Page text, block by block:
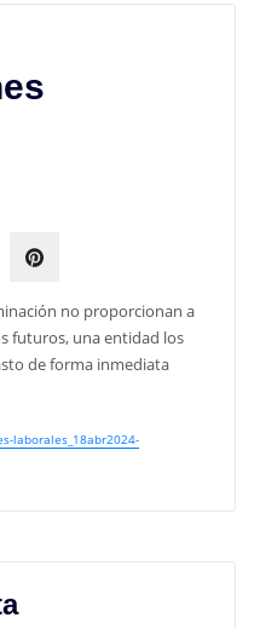
no proporcionan a
futuros, una entidad los
de forma inmediata
laborales_18abr2024-